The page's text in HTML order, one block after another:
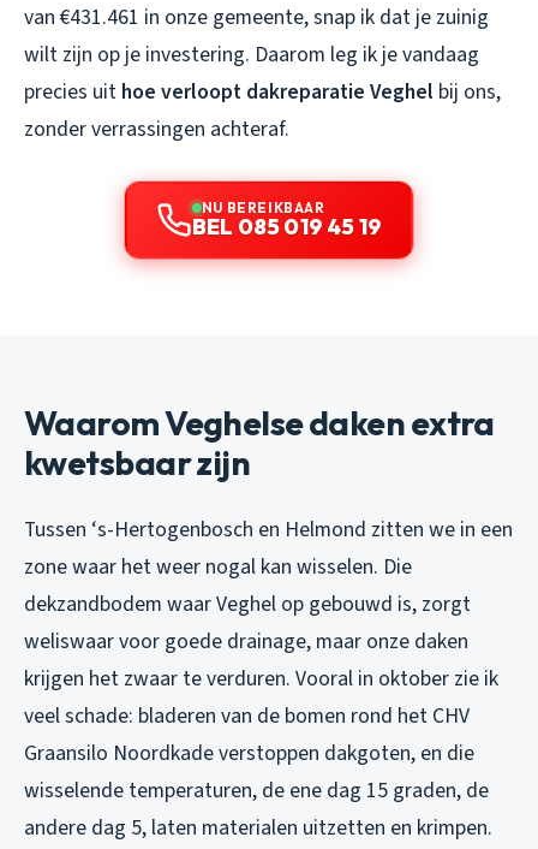
van €431.461 in onze gemeente, snap ik dat je zuinig
wilt zijn op je investering. Daarom leg ik je vandaag
precies uit hoe verloopt dakreparatie Veghel bij ons,
zonder verrassingen achteraf.
NU BEREIKBAAR
BEL 085 019 45 19
Waarom Veghelse daken extra
kwetsbaar zijn
Tussen ‘s-Hertogenbosch en Helmond zitten we in een
zone waar het weer nogal kan wisselen. Die
dekzandbodem waar Veghel op gebouwd is, zorgt
weliswaar voor goede drainage, maar onze daken
krijgen het zwaar te verduren. Vooral in oktober zie ik
veel schade: bladeren van de bomen rond het CHV
Graansilo Noordkade verstoppen dakgoten, en die
wisselende temperaturen, de ene dag 15 graden, de
andere dag 5, laten materialen uitzetten en krimpen.